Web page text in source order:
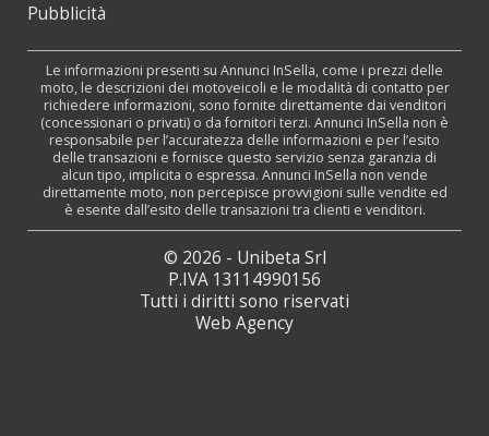
Pubblicità
Le informazioni presenti su Annunci InSella, come i prezzi delle
moto, le descrizioni dei motoveicoli e le modalità di contatto per
richiedere informazioni, sono fornite direttamente dai venditori
(concessionari o privati) o da fornitori terzi. Annunci InSella non è
responsabile per l’accuratezza delle informazioni e per l’esito
delle transazioni e fornisce questo servizio senza garanzia di
alcun tipo, implicita o espressa. Annunci InSella non vende
direttamente moto, non percepisce provvigioni sulle vendite ed
è esente dall’esito delle transazioni tra clienti e venditori.
© 2026 - Unibeta Srl
P.IVA 13114990156
Tutti i diritti sono riservati
Web Agency